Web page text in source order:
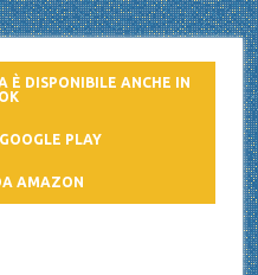
È DISPONIBILE ANCHE IN
PLAY
AMAZON